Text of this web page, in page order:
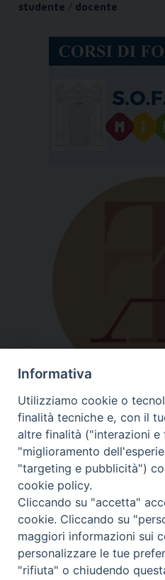
studente / docente
Informativa
Utilizziamo cookie o
finalità tecniche e, con il
altre finalità ("interazioni e
"miglioramento
"targeting e pubblicità")
cookie policy.
Cliccando su "accetta"
cookie. Cliccando su
maggiori informazioni sui
personalizzare le tue
"rifiuta" o chiudendo